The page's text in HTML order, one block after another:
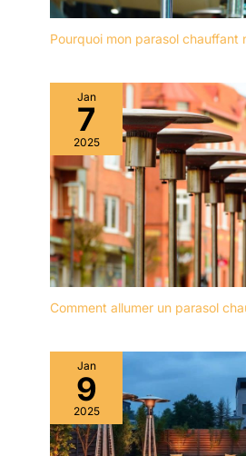
Pourquoi mon parasol chauffant
Jan
7
2025
Comment allumer un parasol
Jan
9
2025